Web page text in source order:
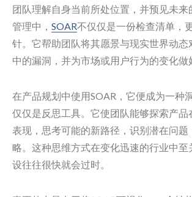
团队理解自身当前所处位置，并预见未来
管理中， SOAR不仅仅是一份检查清单，
针。它帮助团队将其愿景与现实世界动态
中的漏洞，并为市场或用户行为的变化做
在产品规划中使用SOAR，它便成为一种
仅仅是反思工具。它使团队能够探索产品
表现，思考可能的新路径，识别潜在问题
略。这种思维方式在变化迅速的行业中至
设往往很快就会过时。